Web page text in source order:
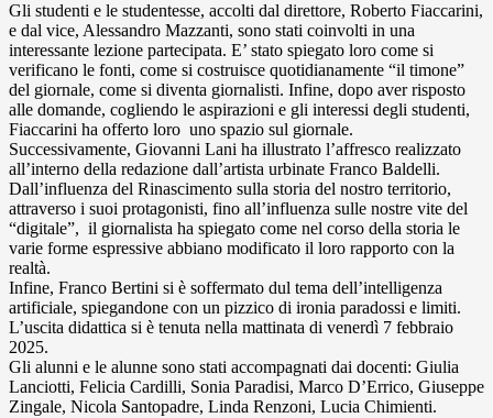
Gli studenti e le studentesse, accolti dal direttore, Roberto Fiaccarini,
e dal vice, Alessandro Mazzanti, sono stati coinvolti in una
interessante lezione partecipata. E’ stato spiegato loro come si
verificano le fonti, come si costruisce quotidianamente “il timone”
del giornale, come si diventa giornalisti. Infine, dopo aver risposto
alle domande, cogliendo le aspirazioni e gli interessi degli studenti,
Fiaccarini ha offerto loro uno spazio sul giornale.
Successivamente, Giovanni Lani ha illustrato l’affresco realizzato
all’interno della redazione dall’artista urbinate Franco Baldelli.
Dall’influenza del Rinascimento sulla storia del nostro territorio,
attraverso i suoi protagonisti, fino all’influenza sulle nostre vite del
“digitale”, il giornalista ha spiegato come nel corso della storia le
varie forme espressive abbiano modificato il loro rapporto con la
realtà.
Infine, Franco Bertini si è soffermato dul tema dell’intelligenza
artificiale, spiegandone con un pizzico di ironia paradossi e limiti.
L’uscita didattica si è tenuta nella mattinata di venerdì 7 febbraio
2025.
Gli alunni e le alunne sono stati accompagnati dai docenti: Giulia
Lanciotti, Felicia Cardilli, Sonia Paradisi, Marco D’Errico, Giuseppe
Zingale, Nicola Santopadre, Linda Renzoni, Lucia Chimienti.